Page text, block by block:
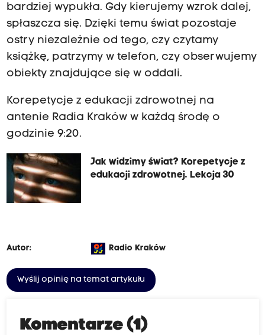
bardziej wypukła. Gdy kierujemy wzrok dalej,
spłaszcza się. Dzięki temu świat pozostaje
ostry niezależnie od tego, czy czytamy
książkę, patrzymy w telefon, czy obserwujemy
obiekty znajdujące się w oddali.
Korepetycje z edukacji zdrowotnej na
antenie Radia Kraków w każdą środę o
godzinie 9:20.
Jak widzimy świat? Korepetycje z
edukacji zdrowotnej. Lekcja 30
Autor: Radio Kraków
Wyślij opinię na temat artykułu
Komentarze (1)